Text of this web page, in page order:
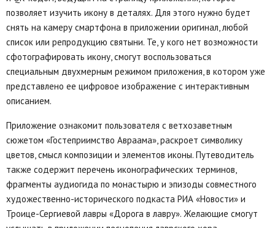
позволяет изучить икону в деталях. Для этого нужно будет
снять на камеру смартфона в приложении оригинал, любой
список или репродукцию святыни. Те, у кого нет возможности
сфотографировать икону, смогут воспользоваться
специальным двухмерным режимом приложения, в котором уже
представлено ее цифровое изображение с интерактивным
описанием.
Приложение ознакомит пользователя с ветхозаветным
сюжетом «Гостеприимство Авраама», раскроет символику
цветов, смысл композиции и элементов иконы. Путеводитель
также содержит перечень иконографических терминов,
фрагменты аудиогида по монастырю и эпизоды совместного
художественно-исторического подкаста РИА «Новости» и
Троице-Сергиевой лавры «Дорога в лавру». Желающие смогут